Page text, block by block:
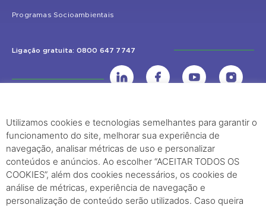
Programas Socioambientais
Ligação gratuita: 0800 647 7747
UHE Jirau
Rodovia BR-364, KM 824 S/Nº - Distrito de Jaci Paraná – Porto Velho
(RO) – CEP: 76840-000 – Telefone: (69) 2182.8600
Rio de Janeiro (RJ)
Utilizamos cookies e tecnologias semelhantes para garantir o
funcionamento do site, melhorar sua experiência de
navegação, analisar métricas de uso e personalizar
conteúdos e anúncios. Ao escolher “ACEITAR TODOS OS
COOKIES”, além dos cookies necessários, os cookies de
análise de métricas, experiência de navegação e
personalização de conteúdo serão utilizados. Caso queira